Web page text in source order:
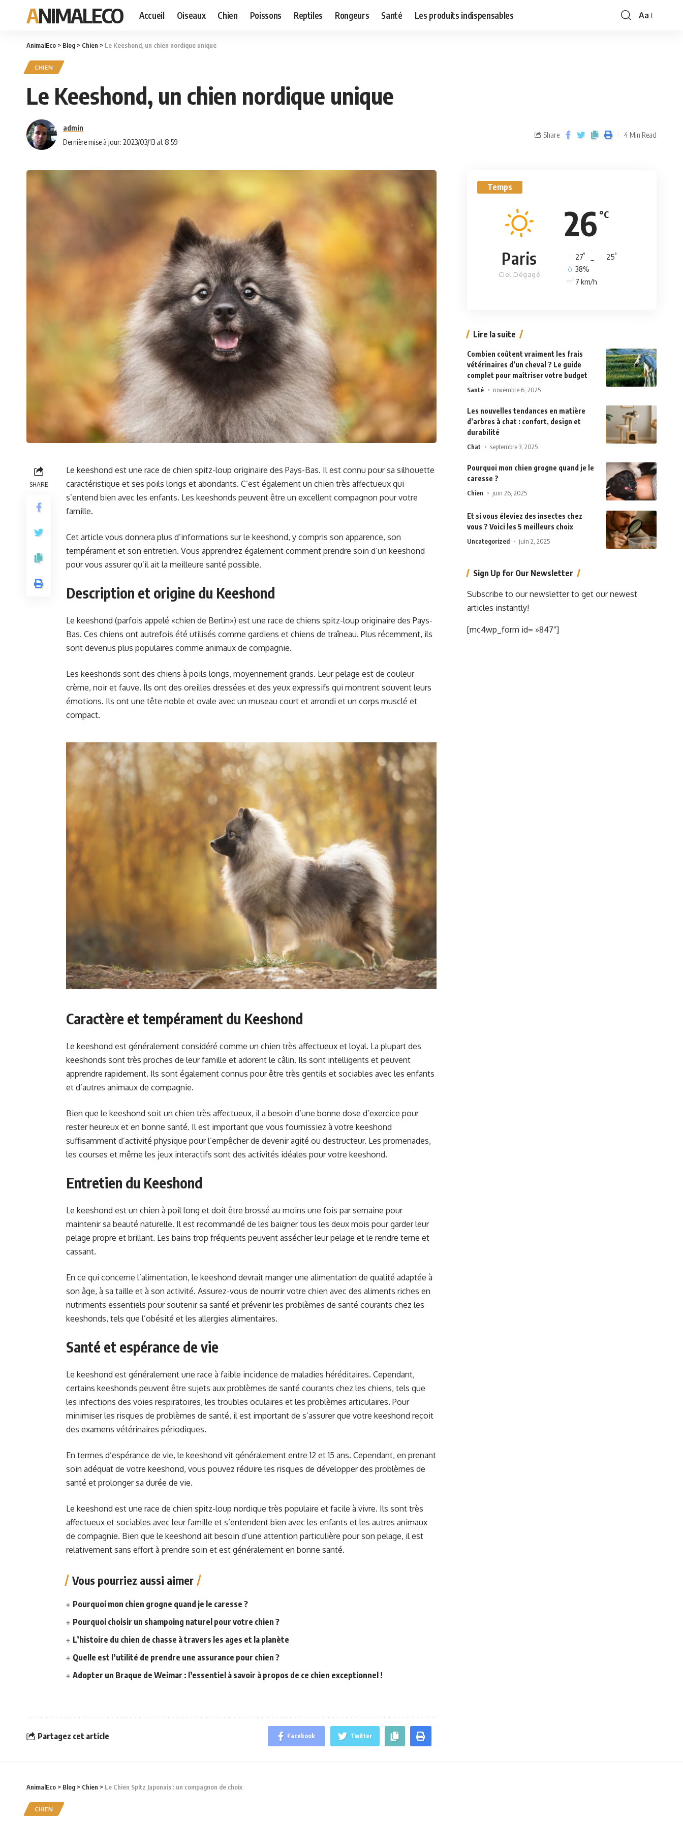
ANIMALECO Accueil Oiseaux Chien Poissons Reptiles Rongeurs Santé Les produits indispensables Aa
AnimalEco > Blog > Chien > Le Keeshond, un chien nordique unique
CHIEN
Le Keeshond, un chien nordique unique
admin
Dernière mise à jour: 2023/03/13 at 8:59
Share 4 Min Read
SHARE
Le keeshond est une race de chien spitz-loup originaire des Pays-Bas. Il est connu pour sa silhouette
caractéristique et ses poils longs et abondants. C’est également un chien très affectueux qui
s’entend bien avec les enfants. Les keeshonds peuvent être un excellent compagnon pour votre
famille.
Cet article vous donnera plus d’informations sur le keeshond, y compris son apparence, son
tempérament et son entretien. Vous apprendrez également comment prendre soin d’un keeshond
pour vous assurer qu’il ait la meilleure santé possible.
Description et origine du Keeshond
Le keeshond (parfois appelé «chien de Berlin») est une race de chiens spitz-loup originaire des Pays-
Bas. Ces chiens ont autrefois été utilisés comme gardiens et chiens de traîneau. Plus récemment, ils
sont devenus plus populaires comme animaux de compagnie.
Les keeshonds sont des chiens à poils longs, moyennement grands. Leur pelage est de couleur
crème, noir et fauve. Ils ont des oreilles dressées et des yeux expressifs qui montrent souvent leurs
émotions. Ils ont une tête noble et ovale avec un museau court et arrondi et un corps musclé et
compact.
Caractère et tempérament du Keeshond
Le keeshond est généralement considéré comme un chien très affectueux et loyal. La plupart des
keeshonds sont très proches de leur famille et adorent le câlin. Ils sont intelligents et peuvent
apprendre rapidement. Ils sont également connus pour être très gentils et sociables avec les enfants
et d’autres animaux de compagnie.
Bien que le keeshond soit un chien très affectueux, il a besoin d’une bonne dose d’exercice pour
rester heureux et en bonne santé. Il est important que vous fournissiez à votre keeshond
suffisamment d’activité physique pour l’empêcher de devenir agité ou destructeur. Les promenades,
les courses et même les jeux interactifs sont des activités idéales pour votre keeshond.
Entretien du Keeshond
Le keeshond est un chien à poil long et doit être brossé au moins une fois par semaine pour
maintenir sa beauté naturelle. Il est recommandé de les baigner tous les deux mois pour garder leur
pelage propre et brillant. Les bains trop fréquents peuvent assécher leur pelage et le rendre terne et
cassant.
En ce qui concerne l’alimentation, le keeshond devrait manger une alimentation de qualité adaptée à
son âge, à sa taille et à son activité. Assurez-vous de nourrir votre chien avec des aliments riches en
nutriments essentiels pour soutenir sa santé et prévenir les problèmes de santé courants chez les
keeshonds, tels que l’obésité et les allergies alimentaires.
Santé et espérance de vie
Le keeshond est généralement une race à faible incidence de maladies héréditaires. Cependant,
certains keeshonds peuvent être sujets aux problèmes de santé courants chez les chiens, tels que
les infections des voies respiratoires, les troubles oculaires et les problèmes articulaires. Pour
minimiser les risques de problèmes de santé, il est important de s’assurer que votre keeshond reçoit
des examens vétérinaires périodiques.
En termes d’espérance de vie, le keeshond vit généralement entre 12 et 15 ans. Cependant, en prenant
soin adéquat de votre keeshond, vous pouvez réduire les risques de développer des problèmes de
santé et prolonger sa durée de vie.
Le keeshond est une race de chien spitz-loup nordique très populaire et facile à vivre. Ils sont très
affectueux et sociables avec leur famille et s’entendent bien avec les enfants et les autres animaux
de compagnie. Bien que le keeshond ait besoin d’une attention particulière pour son pelage, il est
relativement sans effort à prendre soin et est généralement en bonne santé.
Vous pourriez aussi aimer
Pourquoi mon chien grogne quand je le caresse ?
Pourquoi choisir un shampoing naturel pour votre chien ?
L’histoire du chien de chasse à travers les ages et la planète
Quelle est l’utilité de prendre une assurance pour chien ?
Adopter un Braque de Weimar : l’essentiel à savoir à propos de ce chien exceptionnel !
Partagez cet article Facebook Twitter
Temps
26 °C
Paris
Ciel Dégagé
27° 25°
38%
7 km/h
Lire la suite
Combien coûtent vraiment les frais
vétérinaires d’un cheval ? Le guide
complet pour maîtriser votre budget
Santé novembre 6, 2025
Les nouvelles tendances en matière
d’arbres à chat : confort, design et
durabilité
Chat septembre 3, 2025
Pourquoi mon chien grogne quand je le
caresse ?
Chien juin 26, 2025
Et si vous éleviez des insectes chez
vous ? Voici les 5 meilleurs choix
Uncategorized juin 2, 2025
Sign Up for Our Newsletter
Subscribe to our newsletter to get our newest
articles instantly!
[mc4wp_form id= »847″]
AnimalEco > Blog > Chien > Le Chien Spitz Japonais : un compagnon de choix
CHIEN